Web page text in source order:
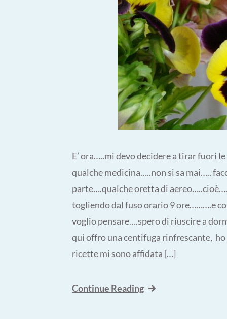
E’ ora…..mi devo decidere a tirar fuori
qualche medicina…..non si sa mai…..
parte….qualche oretta di
togliendo dal fuso orario 9 ore……….e
voglio pensare….spero di riuscire a
qui offro una centifuga rinfrescante,
ricette mi sono affidata […]
Continue Reading